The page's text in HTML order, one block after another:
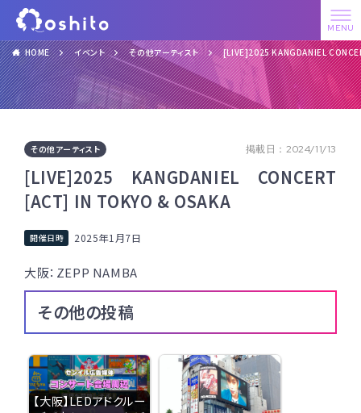
HOME イベント その他アーティスト [LIVE]2025 KANGDANIEL
その他アーティスト 掲載日：2024/11/13
[LIVE]2025 KANGDANIEL CONCERT
[ACT] IN TOKYO & OSAKA
2025年1月7日
大阪：ZEPP NAMBA
その他の投稿
【大阪】LEDアドクルー